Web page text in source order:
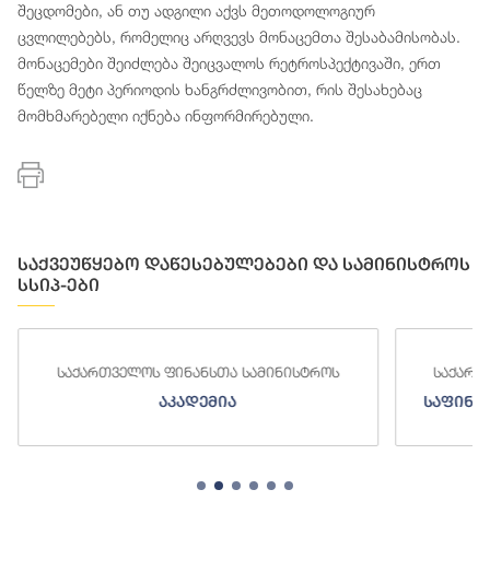
შეცდომები, ან თუ ადგილი აქვს მეთოდოლოგიურ
ცვლილებებს, რომელიც არღვევს მონაცემთა შესაბამისობას.
მონაცემები შეიძლება შეიცვალოს რეტროსპექტივაში, ერთ
წელზე მეტი პერიოდის ხანგრძლივობით, რის შესახებაც
მომხმარებელი იქნება ინფორმირებული.
საქვეუწყებო დაწესებულებები და სამინისტროს
სსიპ-ები
საქართველოს ფინანსთა სამინისტროს
აკადემია